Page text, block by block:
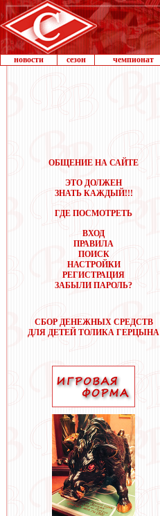
новости сезон чемпионат
ОБЩЕНИЕ НА САЙТЕ
ЭТО ДОЛЖЕН
ЗНАТЬ КАЖДЫЙ!!!
ГДЕ ПОСМОТРЕТЬ
ВХОД
ПРАВИЛА
ПОИСК
НАСТРОЙКИ
РЕГИСТРАЦИЯ
ЗАБЫЛИ ПАРОЛЬ?
СБОР ДЕНЕЖНЫХ СРЕДСТВ
ДЛЯ ДЕТЕЙ ТОЛИКА ГЕРЦЫНА